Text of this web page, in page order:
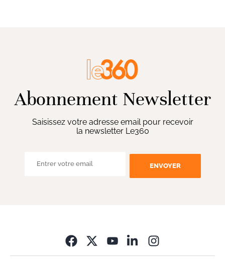
Abonnement Newsletter
Saisissez votre adresse email pour recevoir
la newsletter Le360
ENVOYER